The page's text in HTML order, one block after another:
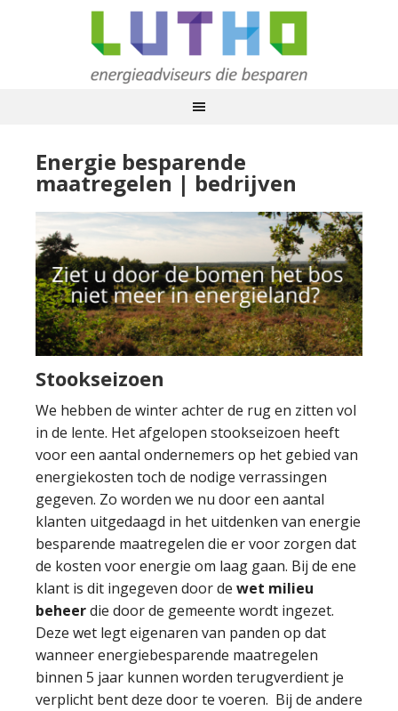
Energie besparende
maatregelen | bedrijven
Stookseizoen
We hebben de winter achter de rug en zitten vol
in de lente. Het afgelopen stookseizoen heeft
voor een aantal ondernemers op het gebied van
energiekosten toch de nodige verrassingen
gegeven. Zo worden we nu door een aantal
klanten uitgedaagd in het uitdenken van energie
besparende maatregelen die er voor zorgen dat
de kosten voor energie om laag gaan. Bij de ene
klant is dit ingegeven door de wet milieu
beheerdie door de gemeente wordt ingezet.
Deze wet legt eigenaren van panden op dat
wanneer energiebesparende maatregelen
binnen 5 jaar kunnen worden terugverdient je
verplicht bent deze door te voeren. Bij de andere